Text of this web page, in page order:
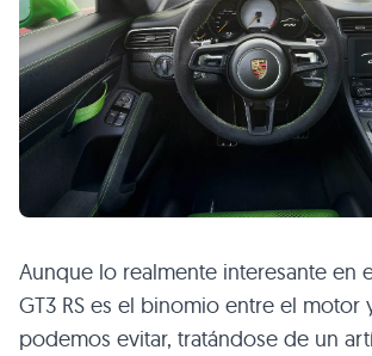
Aunque lo realmente interesante en
GT3 RS es el binomio entre el motor
podemos evitar, tratándose de un